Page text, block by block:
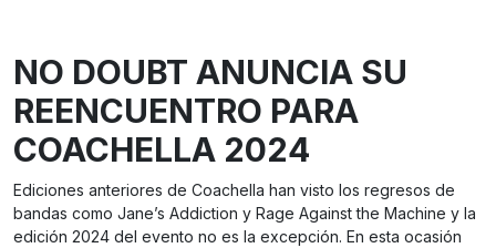
NO DOUBT ANUNCIA SU
REENCUENTRO PARA
COACHELLA 2024
Ediciones anteriores de Coachella han visto los regresos de
bandas como Jane’s Addiction y Rage Against the Machine y la
edición 2024 del evento no es la excepción. En esta ocasión